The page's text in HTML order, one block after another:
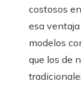
costosos
esa
modelos
que los de